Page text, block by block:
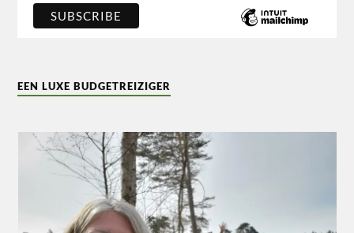
EEN LUXE BUDGETREIZIGER